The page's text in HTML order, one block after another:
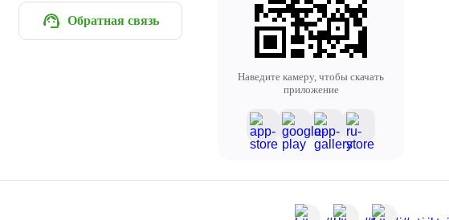
Обратная связь
Наведите камеру, чтобы скачать
приложение